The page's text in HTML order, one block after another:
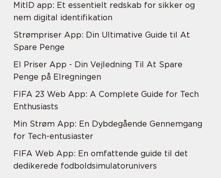
MitID app: Et essentielt redskab for sikker og
nem digital identifikation
Strømpriser App: Din Ultimative Guide til At
Spare Penge
El Priser App - Din Vejledning Til At Spare
Penge på Elregningen
FIFA 23 Web App: A Complete Guide for Tech
Enthusiasts
Min Strøm App: En Dybdegående Gennemgang
for Tech-entusiaster
FIFA Web App: En omfattende guide til det
dedikerede fodboldsimulatorunivers